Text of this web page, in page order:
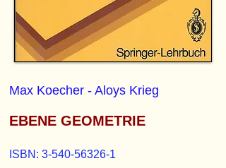
Max Koecher - Aloys Krieg
EBENE GEOMETRIE
ISBN: 3-540-56326-1